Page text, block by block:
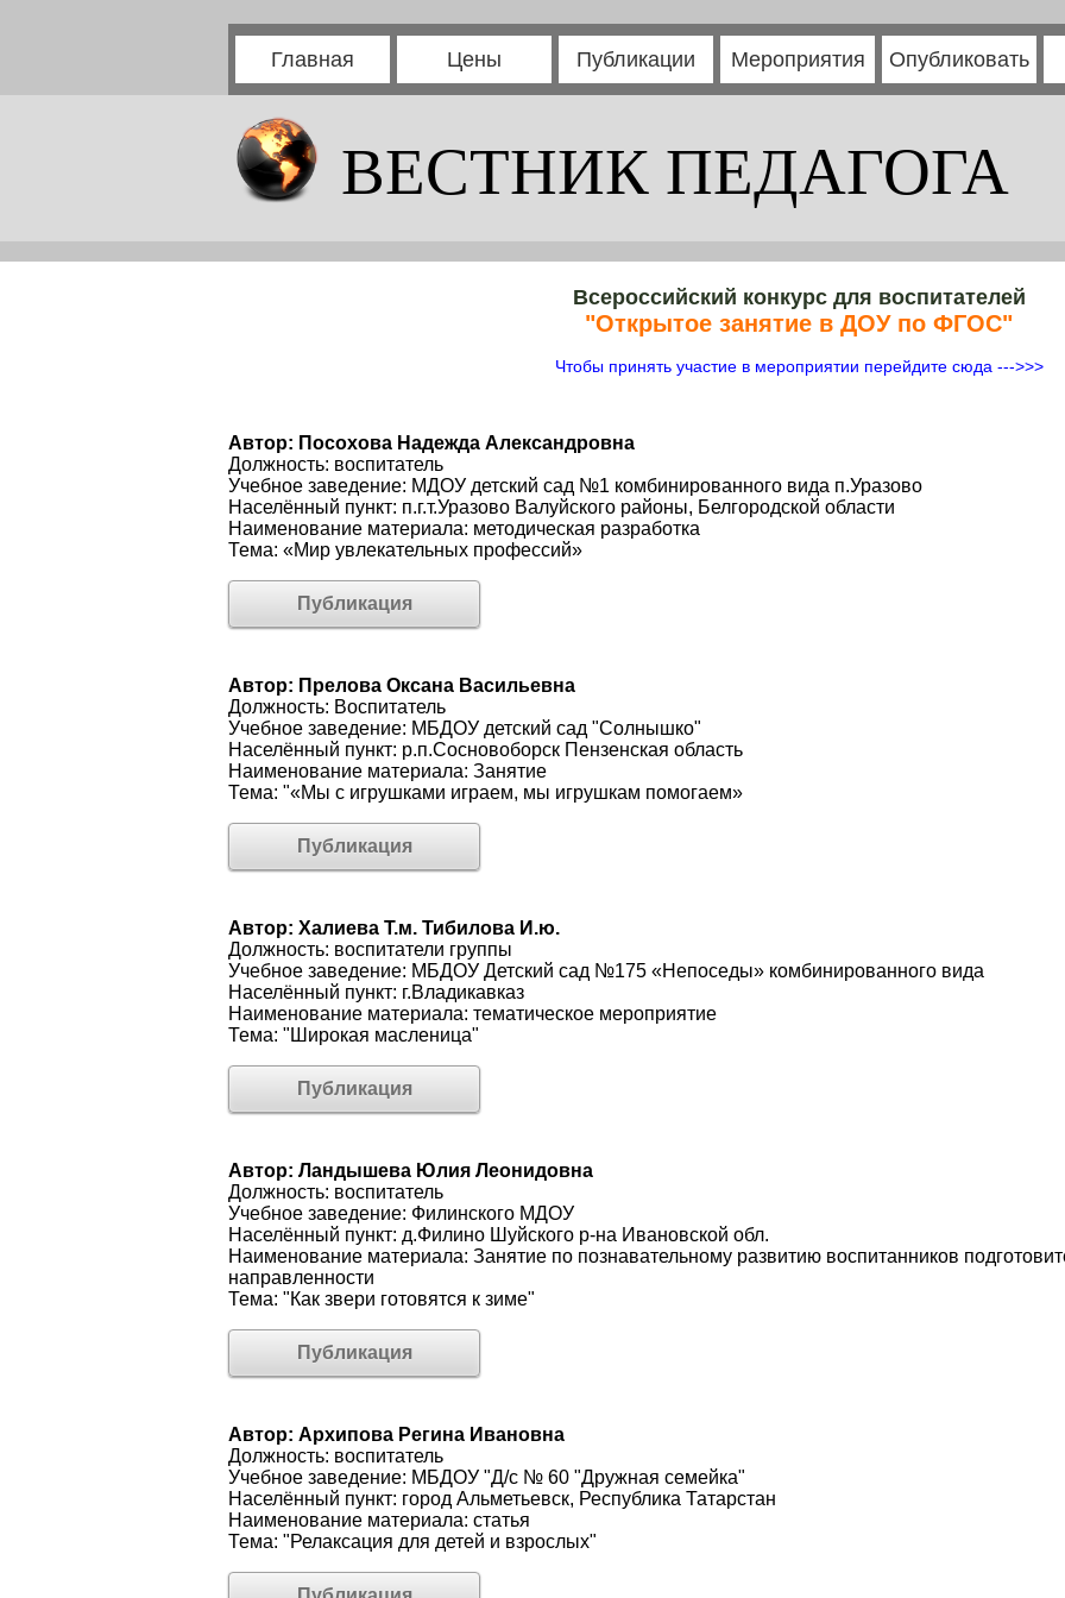
Главная Цены Публикации Мероприятия Опубликовать
ВЕСТНИК ПЕДАГОГА
Всероссийский конкурс для воспитателей
"Открытое занятие в ДОУ по ФГОС"
Чтобы принять участие в мероприятии перейдите сюда --->>>
Автор: Посохова Надежда Александровна
Должность: воспитатель
Учебное заведение: МДОУ детский сад №1 комбинированного вида п.Уразово
Населённый пункт: п.г.т.Уразово Валуйского районы, Белгородской области
Наименование материала: методическая разработка
Тема: «Мир увлекательных профессий»
Публикация
Автор: Прелова Оксана Васильевна
Должность: Воспитатель
Учебное заведение: МБДОУ детский сад "Солнышко"
Населённый пункт: р.п.Сосновоборск Пензенская область
Наименование материала: Занятие
Тема: "«Мы с игрушками играем, мы игрушкам помогаем»
Публикация
Автор: Халиева Т.м. Тибилова И.ю.
Должность: воспитатели группы
Учебное заведение: МБДОУ Детский сад №175 «Непоседы» комбинированного вида
Населённый пункт: г.Владикавказ
Наименование материала: тематическое мероприятие
Тема: "Широкая масленица"
Публикация
Автор: Ландышева Юлия Леонидовна
Должность: воспитатель
Учебное заведение: Филинского МДОУ
Населённый пункт: д.Филино Шуйского р-на Ивановской обл.
Наименование материала: Занятие по познавательному развитию воспитанников
направленности
Тема: "Как звери готовятся к зиме"
Публикация
Автор: Архипова Регина Ивановна
Должность: воспитатель
Учебное заведение: МБДОУ "Д/с № 60 "Дружная семейка"
Населённый пункт: город Альметьевск, Республика Татарстан
Наименование материала: статья
Тема: "Релаксация для детей и взрослых"